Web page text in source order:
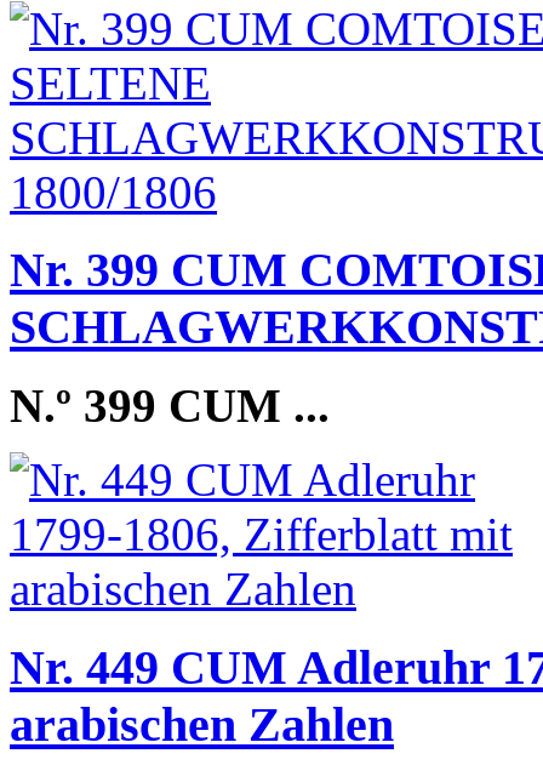
Nr. 399 CUM
N.º 399 CUM ...
Nr. 449 CUM Adleruhr
arabischen Zahlen